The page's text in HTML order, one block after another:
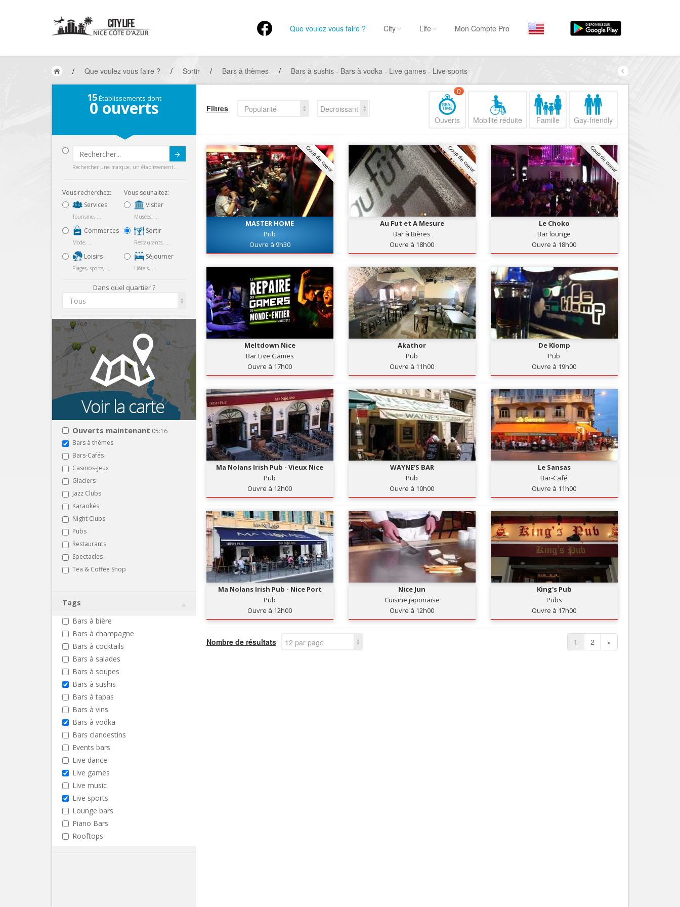
Que voulez vous faire ?
Hôtels, ...
Visiter
Sortir
Restaurants, ...
Commerces
Mode, ...
Loisirs
Plages, sports, ...
Services
Tourisme, ...
Par quartiers
Nice Promenade du
Nice le Port
Nice le Vieux Nice
Nice le Coeur de Ville
Nice les Collines Niçoises
Nice le petit Marais Niçois
Nice la plaine du Var
Nice Aéroport
City Life Mon Compte Pro
/ Que voulez vous faire ? / Sortir / Bars à thèmes / Bars à sushis - Bars à vodka - Live games - Live sports
15Établissements dont
0 ouverts
Rechercher une marque, un établissement...
Vous recherchez:
Services
Tourisme, ...
Commerces
Mode, ...
Loisirs
Plages, sports, ...
Vous souhaitez:
Visiter
Musées, ...
Sortir
Restaurants, ...
Séjourner
Hôtels, ...
Dans quel quartier ?
Tous
Ouverts maintenant 05:16
Bars à thèmes
Bars-Cafés
Casinos-Jeux
Glaciers
Jazz Clubs
Karaokés
Night Clubs
Pubs
Restaurants
Spectacles
Tea & Coffee Shop
Tags
Bars à bière
Bars à champagne
Bars à cocktails
Bars à salades
Bars à soupes
Bars à sushis
Bars à tapas
Bars à vins
Bars à vodka
Bars clandestins
Events bars
Live dance
Live games
Live music
Live sports
Lounge bars
Piano Bars
Rooftops
Filtres Popularité
Decroissant
Ouverts
0
Mobilité réduite Famille Gay-friendly
Coup de coeur
MASTER HOME
Pub
Ouvre à 9h30
Coup de coeur
Au Fut et A Mesure
Bar à Bières
Ouvre à 18h00
Coup de coeur
Le Choko
Bar lounge
Ouvre à 18h00
Meltdown Nice
Bar Live Games
Ouvre à 17h00
Akathor
Pub
Ouvre à 11h00
De Klomp
Pub
Ouvre à 19h00
Ma Nolans Irish Pub - Vieux Nice
Pub
Ouvre à 12h00
WAYNE'S BAR
Pub
Ouvre à 10h00
Le Sansas
Bar-Café
Ouvre à 11h00
Ma Nolans Irish Pub - Nice Port
Pub
Ouvre à 12h00
Nice Jun
Cuisine japonaise
Ouvre à 12h00
King's Pub
Pubs
Ouvre à 17h00
Nombre de résultats 12 par page 1 2 »